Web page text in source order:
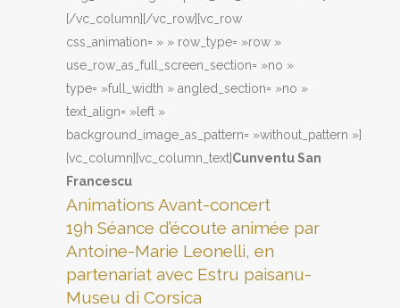
[/vc_column][/vc_row][vc_row
css_animation= » » row_type= »row »
use_row_as_full_screen_section= »no »
type= »full_width » angled_section= »no »
text_align= »left »
background_image_as_pattern= »without_pattern »]
[vc_column][vc_column_text]Cunventu San
Francescu
Animations Avant-concert
19h Séance d’écoute animée par
Antoine-Marie Leonelli, en
partenariat avec Estru paisanu-
Museu di Corsica